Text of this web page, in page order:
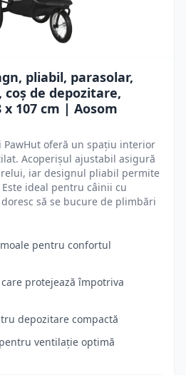
pliabil, parasolar,
de depozitare,
x 107 cm | Aosom
oferă un spațiu interior
Acoperișul ajustabil asigură
iar designul pliabil permite
ideal pentru câinii cu
să se bucure de plimbări
pentru confortul
protejează împotriva
depozitare compactă
ventilație optimă